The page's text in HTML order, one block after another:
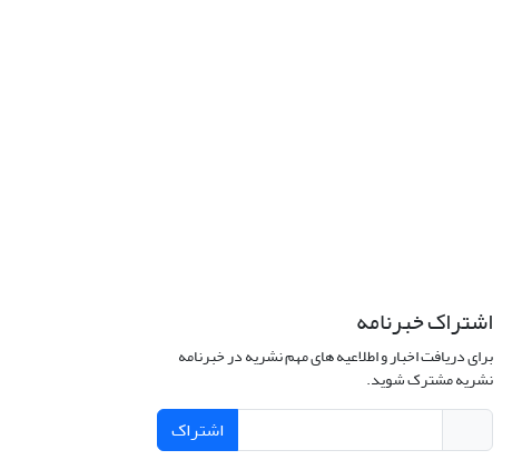
اشتراک خبرنامه
برای دریافت اخبار و اطلاعیه های مهم نشریه در خبرنامه
نشریه مشترک شوید.
اشتراک